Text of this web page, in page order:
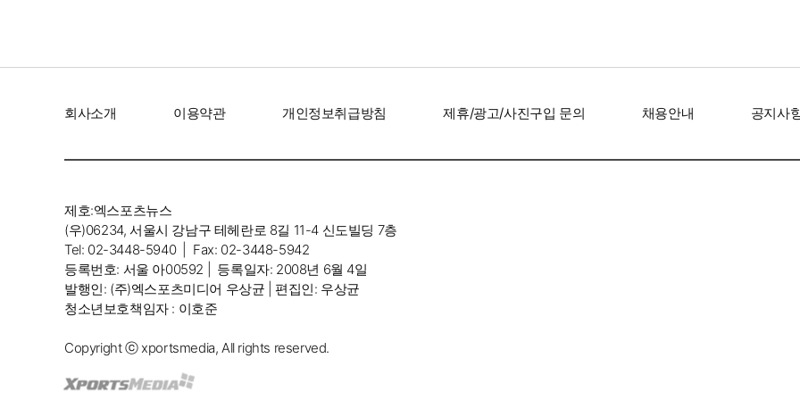
회사소개 이용약관 개인정보취급방침 제휴/광고/사진구입 문의 채용안내 공지사
제호:엑스포츠뉴스
(우)06234, 서울시 강남구 테헤란로 8길 11-4 신도빌딩 7층
Tel: 02-3448-5940 |
Fax: 02-3448-5942
등록번호: 서울 아00592 |
등록일자: 2008년 6월 4일
발행인: (주)엑스포츠미디어 우상균 | 편집인: 우상균
청소년보호책임자 : 이호준
Copyright ⓒ xportsmedia, All rights reserved.